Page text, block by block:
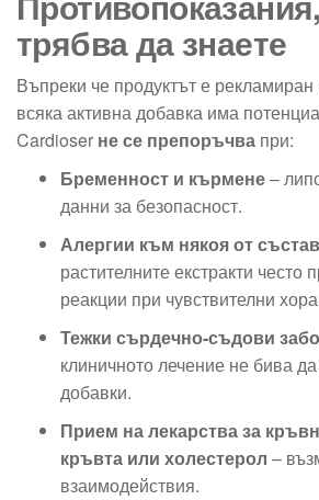
трябва да знаете
Въпреки че продуктът е рекламиран
всяка активна добавка има
Cardioser не се препоръчва при:
Бременност и кърмене–
данни за безопасност.
Алергии към някоя от
растителните екстракти често
реакции при чувствителни
Тежки сърдечно-съдови
клиничното лечение не бива
добавки.
Прием на лекарства за
кръвта или холестерол –
взаимодействия.